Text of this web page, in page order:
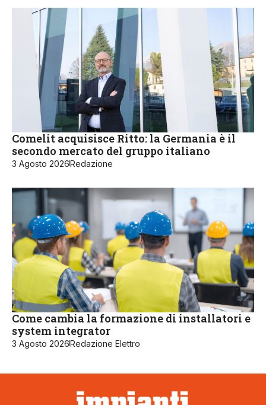
Comelit acquisisce Ritto: la Germania è il
secondo mercato del gruppo italiano
3 Agosto 2026Redazione
Come cambia la formazione di installatori e
system integrator
3 Agosto 2026Redazione Elettro